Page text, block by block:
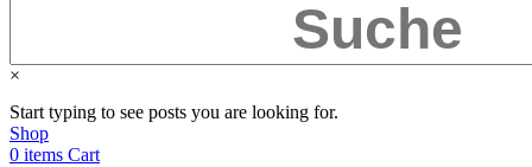
×
Start typing to see posts you are looking for.
Shop
0 items Cart